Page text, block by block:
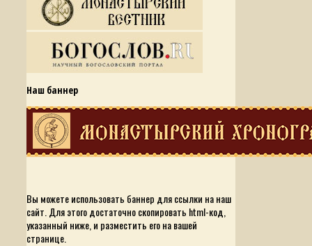
Наш баннер
Вы можете использовать баннер для ссылки на наш
сайт. Для этого достаточно скопировать html-код,
указанный ниже, и разместить его на вашей
странице.